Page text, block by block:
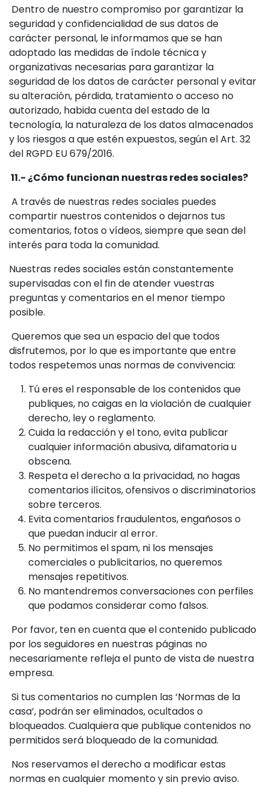
Dentro de nuestro compromiso por garantizar la
seguridad y confidencialidad de sus datos de
carácter personal, le informamos que se han
adoptado las medidas de índole técnica y
organizativas necesarias para garantizar la
seguridad de los datos de carácter personal y evitar
su alteración, pérdida, tratamiento o acceso no
autorizado, habida cuenta del estado de la
tecnología, la naturaleza de los datos almacenados
y los riesgos a que estén expuestos, según el Art. 32
del RGPD EU 679/2016.
11.- ¿Cómo funcionan nuestras redes sociales?
A través de nuestras redes sociales puedes
compartir nuestros contenidos o dejarnos tus
comentarios, fotos o vídeos, siempre que sean del
interés para toda la comunidad.
Nuestras redes sociales están constantemente
supervisadas con el fin de atender vuestras
preguntas y comentarios en el menor tiempo
posible.
Queremos que sea un espacio del que todos
disfrutemos, por lo que es importante que entre
todos respetemos unas normas de convivencia:
Tú eres el responsable de los contenidos que
publiques, no caigas en la violación de cualquier
derecho, ley o reglamento.
Cuida la redacción y el tono, evita publicar
cualquier información abusiva, difamatoria u
obscena.
Respeta el derecho a la privacidad, no hagas
comentarios ilícitos, ofensivos o discriminatorios
sobre terceros.
Evita comentarios fraudulentos, engañosos o
que puedan inducir al error.
No permitimos el spam, ni los mensajes
comerciales o publicitarios, no queremos
mensajes repetitivos.
No mantendremos conversaciones con perfiles
que podamos considerar como falsos.
Por favor, ten en cuenta que el contenido publicado
por los seguidores en nuestras páginas no
necesariamente refleja el punto de vista de nuestra
empresa.
Si tus comentarios no cumplen las ‘Normas de la
casa’, podrán ser eliminados, ocultados o
bloqueados. Cualquiera que publique contenidos no
permitidos será bloqueado de la comunidad.
Nos reservamos el derecho a modificar estas
normas en cualquier momento y sin previo aviso.